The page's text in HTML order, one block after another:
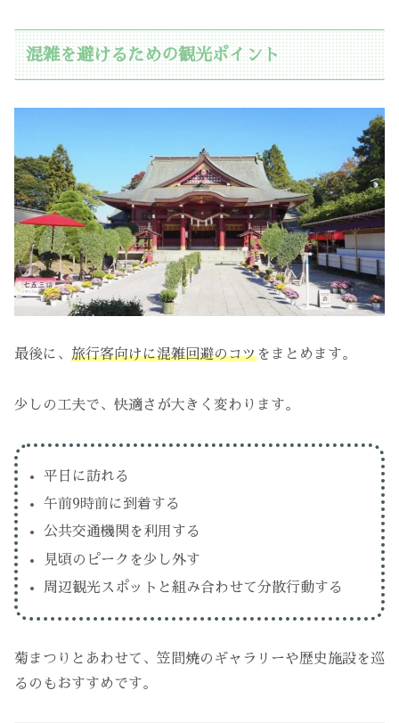
混雑を避けるための観光ポイント
最後に、 旅行客向けに混雑回避のコツをまとめます。
少しの工夫で、快適さが大きく変わります。
平日に訪れる
午前9時前に到着する
公共交通機関を利用する
見頃のピークを少し外す
周辺観光スポットと組み合わせて分散行動する
菊まつりとあわせて、笠間焼のギャラリーや歴史施設を巡
るのもおすすめです。